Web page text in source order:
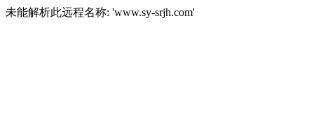
未能解析此远程名称: 'www.sy-srjh.com'